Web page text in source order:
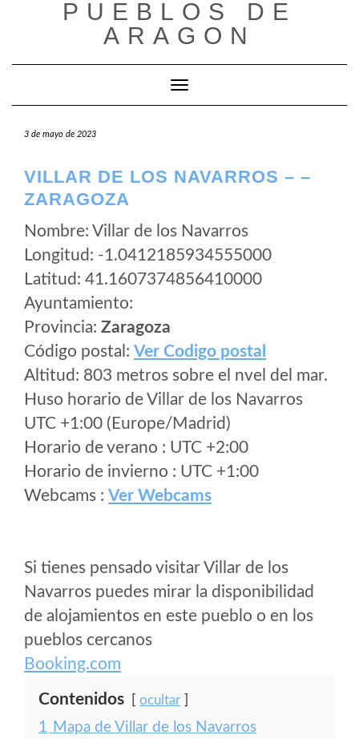
PUEBLOS DE
ARAGON
Cambiar modo de navegación
3 de mayo de 2023
VILLAR DE LOS NAVARROS – –
ZARAGOZA
Nombre: Villar de los Navarros
Longitud: -1.0412185934555000
Latitud: 41.1607374856410000
Ayuntamiento:
Provincia: Zaragoza
Código postal: Ver Codigo postal
Altitud: 803 metros sobre el nvel del mar.
Huso horario de Villar de los Navarros
UTC +1:00 (Europe/Madrid)
Horario de verano : UTC +2:00
Horario de invierno : UTC +1:00
Webcams : Ver Webcams
Si tienes pensado visitar Villar de los
Navarros puedes mirar la disponibilidad
de alojamientos en este pueblo o en los
pueblos cercanos
Booking.com
Contenidos ocultar
1 Mapa de Villar de los Navarros